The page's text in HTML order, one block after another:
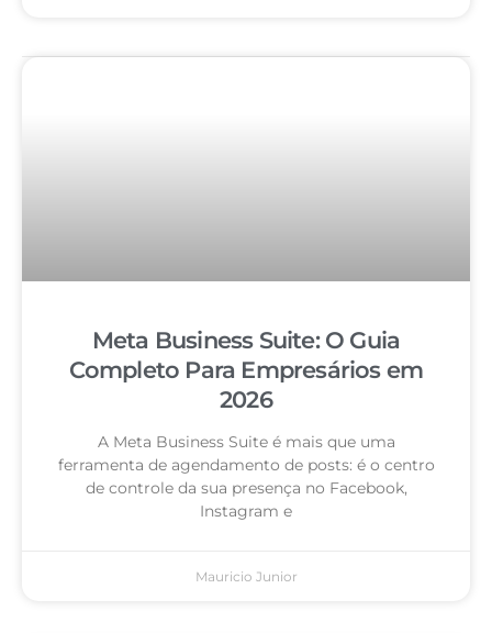
Meta Business Suite: O Guia
Completo Para Empresários em
2026
A Meta Business Suite é mais que uma
ferramenta de agendamento de posts: é o centro
de controle da sua presença no Facebook,
Instagram e
Mauricio Junior